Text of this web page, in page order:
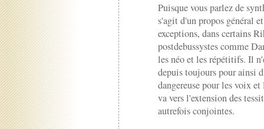
Puisque vous parlez de
s'agit d'un propos général
exceptions, dans certains
postdebussystes comme
les néo et les répétitifs. Il
depuis toujours pour ainsi
dangereuse pour les voix
va vers l'extension des
autrefois conjointes.